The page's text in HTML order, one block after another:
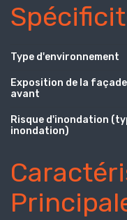
Type d'environnement
Exposition de la façade
avant
Risque d'inondation
inondation)